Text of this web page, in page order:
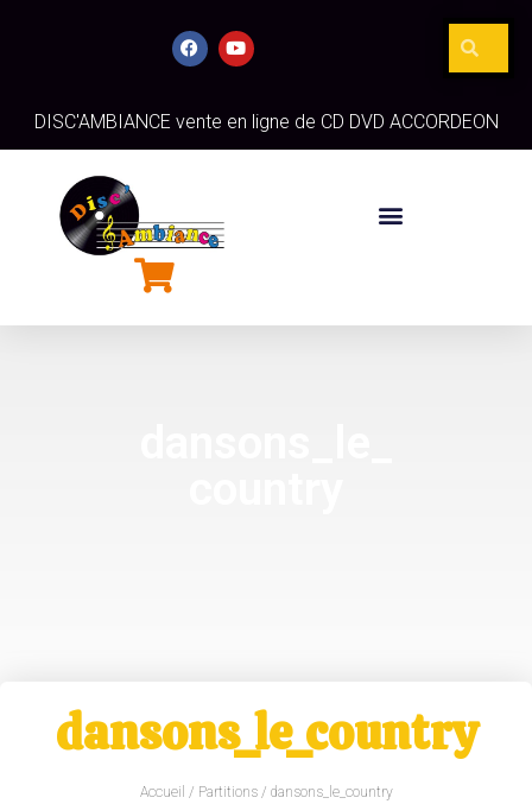
DISC'AMBIANCE vente en ligne de CD DVD ACCORDEON
dansons_le_country
Accueil / Partitions/ dansons_le_country